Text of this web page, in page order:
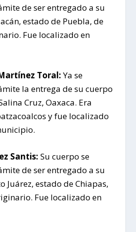
de ser entregado a su
estado de Puebla, de
Fue localizado en
Toral:Ya se
la entrega de su cuerpo
Cruz, Oaxaca. Era
y fue localizado
Santis: Su cuerpo se
de ser entregado a su
Juárez, estado de Chiapas,
Fue localizado en